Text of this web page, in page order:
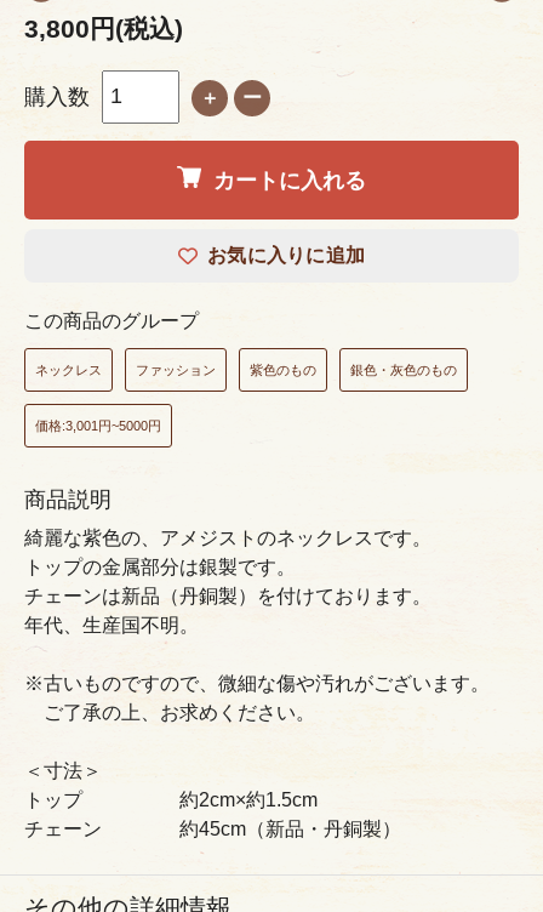
3,800円(税込)
購入数 ＋ ー
カートに入れる
お気に入りに追加
この商品のグループ
ネックレス ファッション 紫色のもの 銀色・灰色のもの
価格:3,001円~5000円
商品説明
綺麗な紫色の、アメジストのネックレスです。
トップの金属部分は銀製です。
チェーンは新品（丹銅製）を付けております。
年代、生産国不明。
※古いものですので、微細な傷や汚れがございます。
ご了承の上、お求めください。
＜寸法＞
トップ 約2cm×約1.5cm
チェーン 約45cm（新品・丹銅製）